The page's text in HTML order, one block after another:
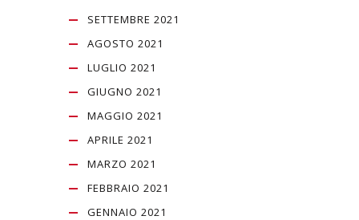
SETTEMBRE 2021
AGOSTO 2021
LUGLIO 2021
GIUGNO 2021
MAGGIO 2021
APRILE 2021
MARZO 2021
FEBBRAIO 2021
GENNAIO 2021